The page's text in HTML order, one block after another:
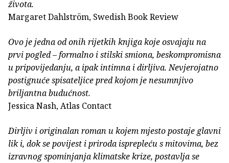
života.
Margaret Dahlström, Swedish Book Review
Ovo je jedna od onih rijetkih knjiga koje osvajaju na
prvi pogled – formalno i stilski smiona, beskompromisna
u pripovijedanju, a ipak intimna i dirljiva. Nevjerojatno
postignuće spisateljice pred kojom je nesumnjivo
briljantna budućnost.
Jessica Nash, Atlas Contact
Dirljiv i originalan roman u kojem mjesto postaje glavni
lik i, dok se povijest i priroda isprepleću s mitovima, bez
izravnog spominjanja klimatske krize, postavlja se